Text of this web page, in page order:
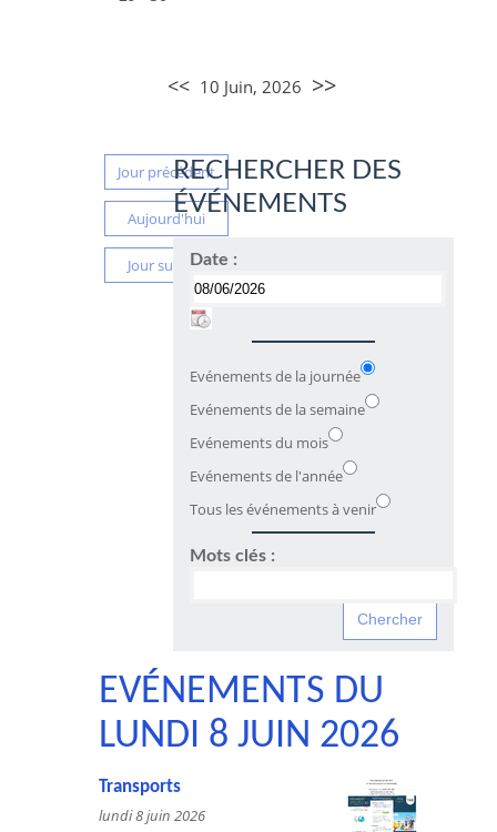
<< 10 Juin, 2026 >>
Jour précédent
Aujourd'hui
Jour suivant
RECHERCHER DES
ÉVÉNEMENTS
Date :
Evénements de la journée
Evénements de la semaine
Evénements du mois
Evénements de l'année
Tous les événements à venir
Mots clés :
EVÉNEMENTS DU
LUNDI 8 JUIN 2026
Transports
lundi 8 juin 2026